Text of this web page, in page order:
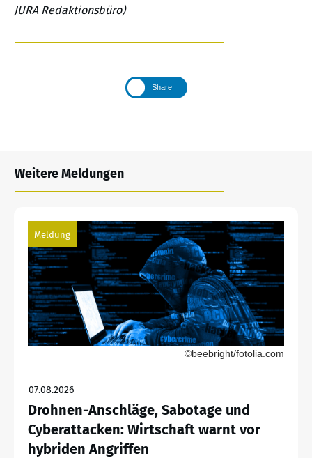
JURA Redaktionsbüro)
Share
Weitere Meldungen
Meldung
©beebright/fotolia.com
07.08.2026
Drohnen-Anschläge, Sabotage und
Cyberattacken: Wirtschaft warnt vor
hybriden Angriffen